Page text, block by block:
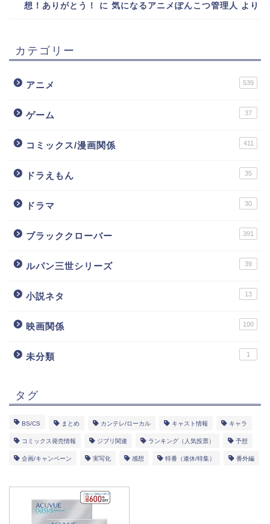
想！ありがとう！
に 気になるアニメぽんこつ管理人 より
カテゴリー
アニメ 539
ゲーム 37
コミックス/漫画関係 411
ドラえもん 35
ドラマ 30
ブラッククローバー 391
ルパン三世シリーズ 39
小説ネタ 13
映画関係 100
未分類 1
タグ
BS/CS まとめ カンテレ/ローカル キャスト情報 キャラ
コミックス発売情報 ジブリ関連 ランキング（人気投票） 予想
企画/キャンペーン 実写化 感想 特番（連休/特集） 番外編